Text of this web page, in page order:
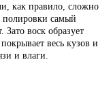
как правило, сложно
полировки самый
Зато воск образует
весь кузов и
и влаги.